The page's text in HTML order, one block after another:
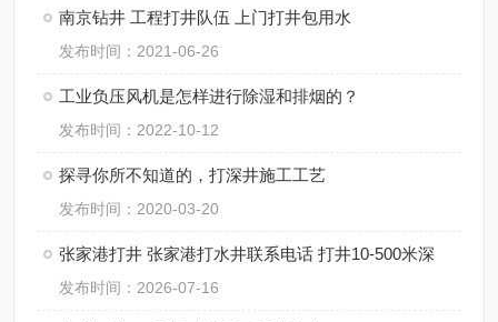
南京钻井 工程打井队伍 上门打井包用水
发布时间：2021-06-26
工业负压风机是怎样进行除湿和排烟的？
发布时间：2022-10-12
探寻你所不知道的，打深井施工工艺
发布时间：2020-03-20
张家港打井 张家港打水井联系电话 打井10-500米深
发布时间：2026-07-16